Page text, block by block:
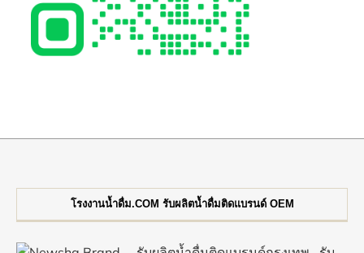
โรงงานน้ำดื่ม.COM รับผลิตน้ำดื่มติดแบรนด์ OEM